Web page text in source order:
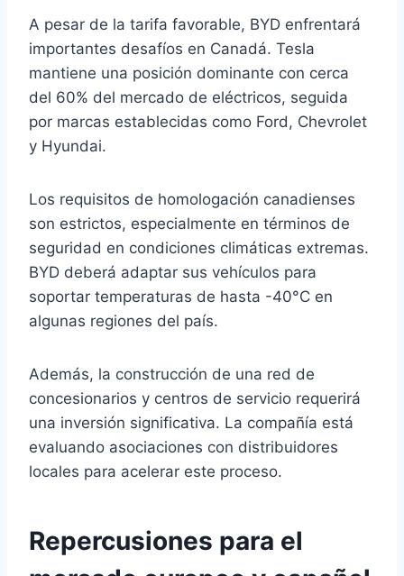
A pesar de la tarifa favorable, BYD enfrentará
importantes desafíos en Canadá. Tesla
mantiene una posición dominante con cerca
del 60% del mercado de eléctricos, seguida
por marcas establecidas como Ford, Chevrolet
y Hyundai.
Los requisitos de homologación canadienses
son estrictos, especialmente en términos de
seguridad en condiciones climáticas extremas.
BYD deberá adaptar sus vehículos para
soportar temperaturas de hasta -40°C en
algunas regiones del país.
Además, la construcción de una red de
concesionarios y centros de servicio requerirá
una inversión significativa. La compañía está
evaluando asociaciones con distribuidores
locales para acelerar este proceso.
Repercusiones para el